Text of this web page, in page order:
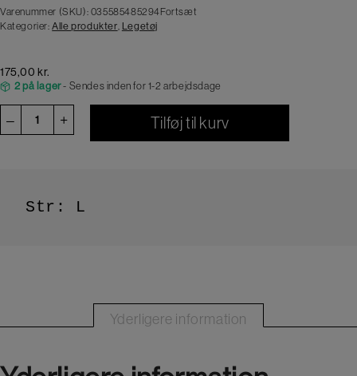
Varenummer (SKU):035585485294Fortsæt
Kategorier:Alle produkter Legetøj
175,00kr.
2 på lager- Sendes inden for 1-2 arbejdsdage
–
Elefanten
+ Tilføj til kurv
Str: L
Yderligere information